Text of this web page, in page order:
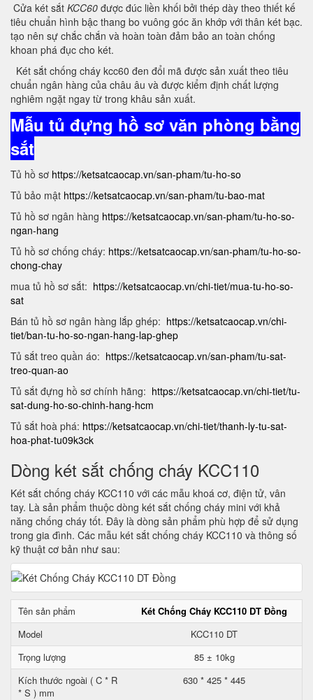
Cửa két sắt KCC60 được đúc liền khối bởi thép dày theo thiết kế
tiêu chuẩn hình bậc thang bo vuông góc ăn khớp với thân két bạc.
tạo nên sự chắc chắn và hoàn toàn đảm bảo an toàn chống
khoan phá đục cho két.
Két sắt chống cháy kcc60 đen đổi mã được sản xuất theo tiêu
chuẩn ngân hàng của châu âu và được kiểm định chất lượng
nghiêm ngặt ngay từ trong khâu sản xuất.
Mẫu tủ đựng hồ sơ văn phòng bằng
sắt
Tủ hồ sơ https://ketsatcaocap.vn/san-pham/tu-ho-so
Tủ bảo mật https://ketsatcaocap.vn/san-pham/tu-bao-mat
Tủ hồ sơ ngân hàng https://ketsatcaocap.vn/san-pham/tu-ho-so-
ngan-hang
Tủ hồ sơ chống cháy: https://ketsatcaocap.vn/san-pham/tu-ho-so-
chong-chay
mua tủ hồ sơ sắt: https://ketsatcaocap.vn/chi-tiet/mua-tu-ho-so-
sat
Bán tủ hồ sơ ngân hàng lắp ghép: https://ketsatcaocap.vn/chi-
tiet/ban-tu-ho-so-ngan-hang-lap-ghep
Tủ sắt treo quần áo: https://ketsatcaocap.vn/san-pham/tu-sat-
treo-quan-ao
Tủ sắt đựng hồ sơ chính hãng: https://ketsatcaocap.vn/chi-tiet/tu-
sat-dung-ho-so-chinh-hang-hcm
Tủ sắt hoà phá: https://ketsatcaocap.vn/chi-tiet/thanh-ly-tu-sat-
hoa-phat-tu09k3ck
Dòng két sắt chống cháy KCC110
Két sắt chống cháy KCC110 với các mẫu khoá cơ, điện tử, vân
tay. Là sản phẩm thuộc dòng két sắt chống cháy mini với khả
năng chống cháy tốt. Đây là dòng sản phẩm phù hợp để sử dụng
trong gia đình. Các mẫu két sắt chống cháy KCC110 và thông số
kỹ thuật cơ bản như sau:
Tên sản phẩm
Két Chống Cháy KCC110 DT Đồng
Model
KCC110 DT
Trọng lượng
85 ± 10kg
Kích thước ngoài ( C * R
* S ) mm
630 * 425 * 445